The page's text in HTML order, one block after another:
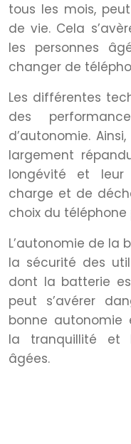
tous les mois,
de vie. Cela
les personnes
changer de
Les différentes
des
d’autonomie.
largement
longévité et
charge et de
choix du téléphone
L’autonomie de la
la sécurité des
dont la batterie
peut s’avérer
bonne autonomie
la tranquillité et
âgées.